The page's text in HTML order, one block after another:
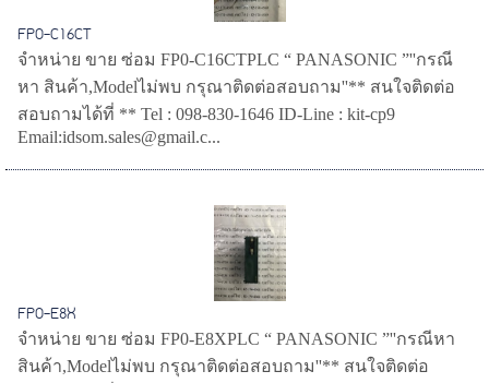
FP0-C16CT
จำหน่าย ขาย ซ่อม FP0-C16CTPLC “ PANASONIC ”''กรณี
หา สินค้า,Modelไม่พบ กรุณาติดต่อสอบถาม''** สนใจติดต่อ
สอบถามได้ที่ ** Tel : 098-830-1646 ID-Line : kit-cp9
Email:idsom.sales@gmail.c...
FP0-E8X
จำหน่าย ขาย ซ่อม FP0-E8XPLC “ PANASONIC ”''กรณีหา
สินค้า,Modelไม่พบ กรุณาติดต่อสอบถาม''** สนใจติดต่อ